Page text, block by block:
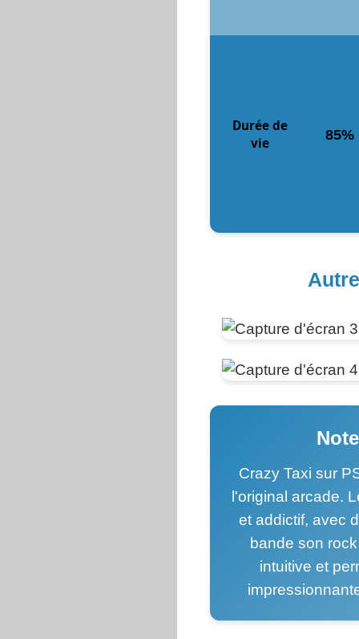
Durée de
vie
85%
Crazy Taxi sur
l'original arcade.
et addictif, avec
bande son
intuitive et